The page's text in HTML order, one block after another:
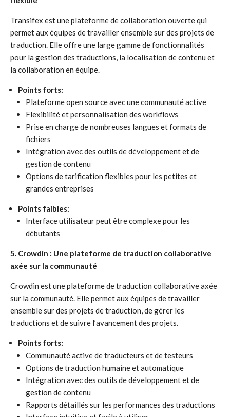
Transifex est une plateforme de collaboration ouverte qui
permet aux équipes de travailler ensemble sur des projets de
traduction. Elle offre une large gamme de fonctionnalités
pour la gestion des traductions, la localisation de contenu et
la collaboration en équipe.
Points forts:
Plateforme open source avec une communauté active
Flexibilité et personnalisation des workflows
Prise en charge de nombreuses langues et formats de
fichiers
Intégration avec des outils de développement et de
gestion de contenu
Options de tarification flexibles pour les petites et
grandes entreprises
Points faibles:
Interface utilisateur peut être complexe pour les
débutants
5. Crowdin : Une plateforme de traduction collaborative
axée sur la communauté
Crowdin est une plateforme de traduction collaborative axée
sur la communauté. Elle permet aux équipes de travailler
ensemble sur des projets de traduction, de gérer les
traductions et de suivre l’avancement des projets.
Points forts:
Communauté active de traducteurs et de testeurs
Options de traduction humaine et automatique
Intégration avec des outils de développement et de
gestion de contenu
Rapports détaillés sur les performances des traductions